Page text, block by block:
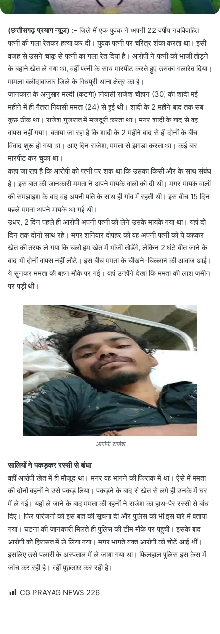
(छत्तीसगढ़ प्रयाग न्यूज) :- जिले में एक युवक ने अपनी 22 वर्षीय नवविवाहित
पत्नी की गला रेतकर हत्या कर दी। युवक पत्नी पर चरित्र शंका करता था। इसी
वजह से उसने चाकू से पत्नी का गला रेत दिया है। आरोपी ने पत्नी को भाजी तोड़ने
के बहाने खेत ले गया था, वहीं पत्नी के साथ मारपीट करते हुए उसका गलारेत दिया।
मामला बलौदाबाजार जिले के गिधपुरी थाना क्षेत्र का है।
जानकारी के अनुसार मल्दी (कटगी) निवासी राजेश चौहान (30) की शादी मई
महीने में ही गैतरा निवासी ममता (24) से हुई थी। शादी के 2 महीने बाद तक सब
कुछ ठीक था। राजेश गुजरात में मजदूरी करता था। मगर शादी के बाद से वह
वापस नहीं गया। बताया जा रहा है कि शादी के 2 महीने बाद से ही दोनों के बीच
विवाद शुरू हो गया था। आए दिन राजेश, ममता से झगड़ा करता था। कई बार
मारपीट कर चुका था।
कहा जा रहा है कि आरोपी को पत्नी पर शक था कि उसका किसी और के साथ संबंध
है। इस बात की जानकारी ममता ने अपने मायके वालों को दी थी। मगर मायके वालों
की समझाइश के बाद वह अपनी पति के साथ ही गांव में रहती थी। इस बीच 15 दिन
पहले ममता अपने मायके आ गई थी।
उधर, 2 दिन पहले ही आरोपी अपनी पत्नी को लेने उसके मायके गया था। यहां दो
दिन तक दोनों साथ रहे। मगर शनिवार दोपहर को वह अपनी पत्नी को ये कहकर
खेत की तरफ ले गया कि चलो हम खेत में भांजी तोडेंगे, लेकिन 2 घंटे बीत जाने के
बाद भी दोनों वापस नहीं लौटे। इस बीच ममता के चीखने-चिल्लाने की आवाज आई।
ये सुनकर ममता की बहन मौके पर गईं। वहां उन्होंने देखा कि ममता की लाश जमीन
पर पड़ी थी।
आरोपी राजेश
सालियों ने पकड़कर रस्सी से बांधा
वहीं आरोपी खेत में ही मौजूद था। मगर वह भागने की फिराक में था। ऐसे में ममता
की दोनों बहनों ने उसे पकड़ लिया। पकड़ने के बाद से खेत से लगे ही उनके में घर
में ले गई। यहां ले जाने के बाद ममता की बहनों ने राजेश का हाथ-पैर रस्सी से बांध
दिए। फिर परिजनों को इस बात की सूचना दी और पुलिस को भी इस बारे में बताया
गया। घटना की जानकारी मिलते ही पुलिस की टीम मौके पर पहुंची। इसके बाद
आरोपी को हिरासत में ले लिया गया। मगर भागते वक्त आरोपी को चोटें आई थीं।
इसलिए उसे पलारी के अस्पताल में ले जाया गया था। फिलहाल पुलिस इस केस में
जांच कर रही है। वहीं पूछताछ कर रही है।
CG PRAYAG NEWS 226